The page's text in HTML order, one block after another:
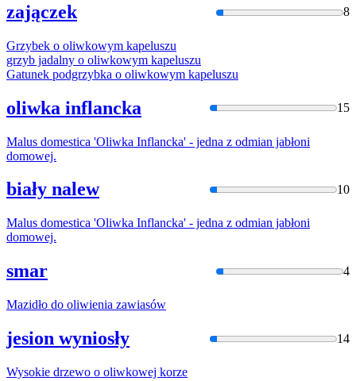
zajączek 8
Grzybek o oliwkowym kapeluszu
grzyb jadalny o oliwkowym kapeluszu
Gatunek podgrzybka o oliwkowym kapeluszu
oliwka inflancka 15
Malus domestica 'Oliwka Inflancka' - jedna z odmian jabłoni
domowej.
biały nalew 10
Malus domestica 'Oliwka Inflancka' - jedna z odmian jabłoni
domowej.
smar 4
Mazidło do oliwienia zawiasów
jesion wyniosły 14
Wysokie drzewo o oliwkowej korze